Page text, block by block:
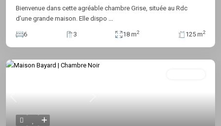
Bienvenue dans cette agréable chambre Grise, située au Rdc
d’une grande maison. Elle dispo
6 3 18 m2 125 m2
Previous Next